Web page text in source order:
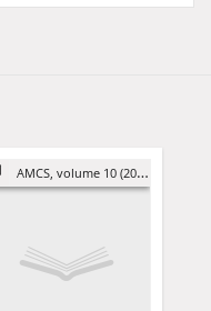
AMCS, volume 10 (2000)